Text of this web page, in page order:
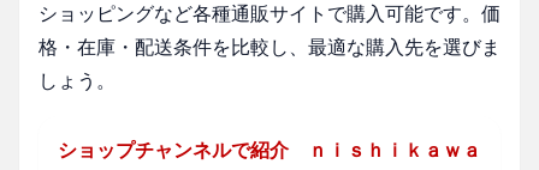
ショッピングなど各種通販サイトで購入可能です。価
格・在庫・配送条件を比較し、最適な購入先を選びま
しょう。
ショップチャンネルで紹介 ｎｉｓｈｉｋａｗａ